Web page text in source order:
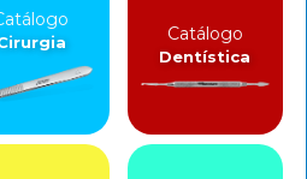
Catálogo
Dentística